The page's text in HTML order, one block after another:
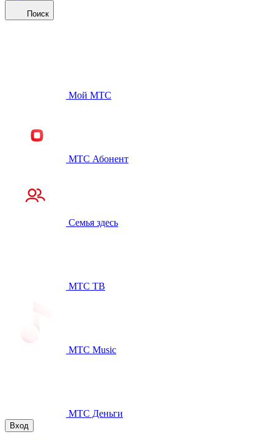
Поиск
Мой МТС
МТС Абонент
Семья здесь
МТС ТВ
МТС Music
МТС Деньги
Вход